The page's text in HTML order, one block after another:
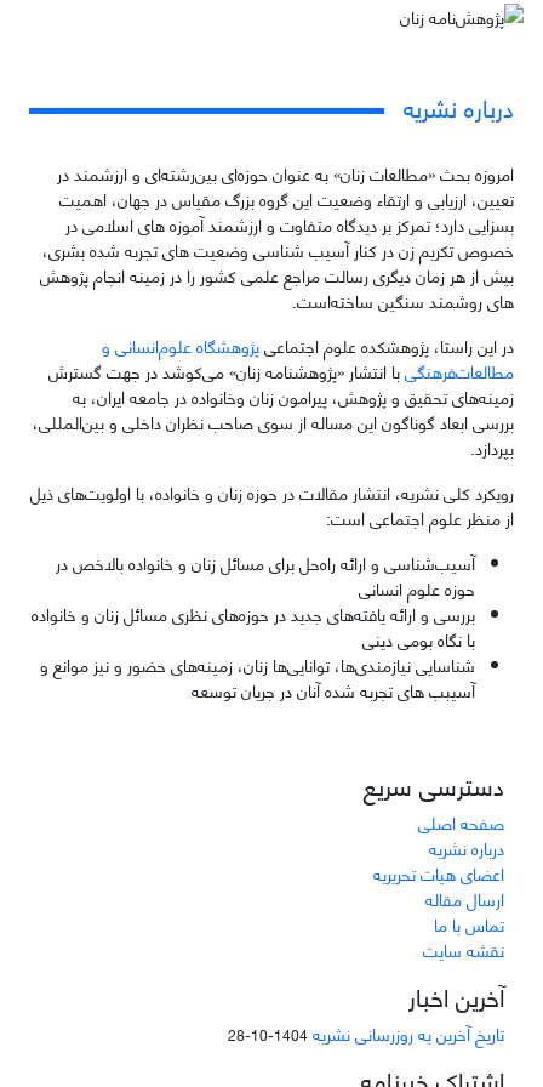
درباره نشریه
امروزه بحث «مطالعات زنان» به عنوان حوزه‌ای بین‌رشته‌ای و ارزشمند در
تعیین، ارزیابی و ارتقاء وضعیت این گروه بزرگ مقیاس در جهان، اهمیت
بسزایی دارد؛ تمرکز بر دیدگاه متفاوت و ارزشمند آموزه های اسلامی در
خصوص تکریم زن در کنار آسیب‌ شناسی وضعیت های تجربه شده بشری،
بیش از هر زمان دیگری رسالت مراجع علمی کشور را در زمینه انجام پژوهش
های روشمند سنگین ساخته‌است.
در این راستا، پژوهشکده علوم اجتماعیپژوهشگاه علوم‌انسانی و
مطالعات‌فرهنگیبا انتشار «پژوهشنامه زنان» می‌کوشد در جهت گسترش
زمینه‌های تحقیق و پژوهش‌، پیرامون زنان وخانواده در جامعه ایران، به
بررسی ابعاد گوناگون این مساله از سوی صاحب نظران داخلی و بین‌المللی،
بپردازد.
رویکرد کلی نشریه، انتشار مقالات در حوزه زنان و خانواده، با اولویت‌های ذیل
از منظر علوم اجتماعی است:
آسیب‌شناسی و ارائه راه‌حل برای مسائل زنان و خانواده بالاخص در
حوزه علوم انسانی
بررسی و ارائه یافته‌های جدید در حوزه‌های نظری مسائل زنان و خانواده
با نگاه بومی دینی
شناسایی نیازمندی‌ها، توانایی‌ها زنان، زمینه‌های حضور و نیز موانع و
آسیبب های تجربه شده آنان در جریان توسعه
دسترسی سریع
صفحه اصلی
درباره نشریه
اعضای هیات تحریریه
ارسال مقاله
تماس با ما
نقشه سایت
آخرین اخبار
تاریخ آخرین به روزرسانی نشریه1404-10-28